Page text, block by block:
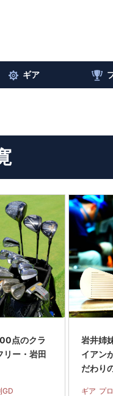
ギア
点のクラ
リー・岩田
GD
岩井姉
イアン
だわり
ギア プ